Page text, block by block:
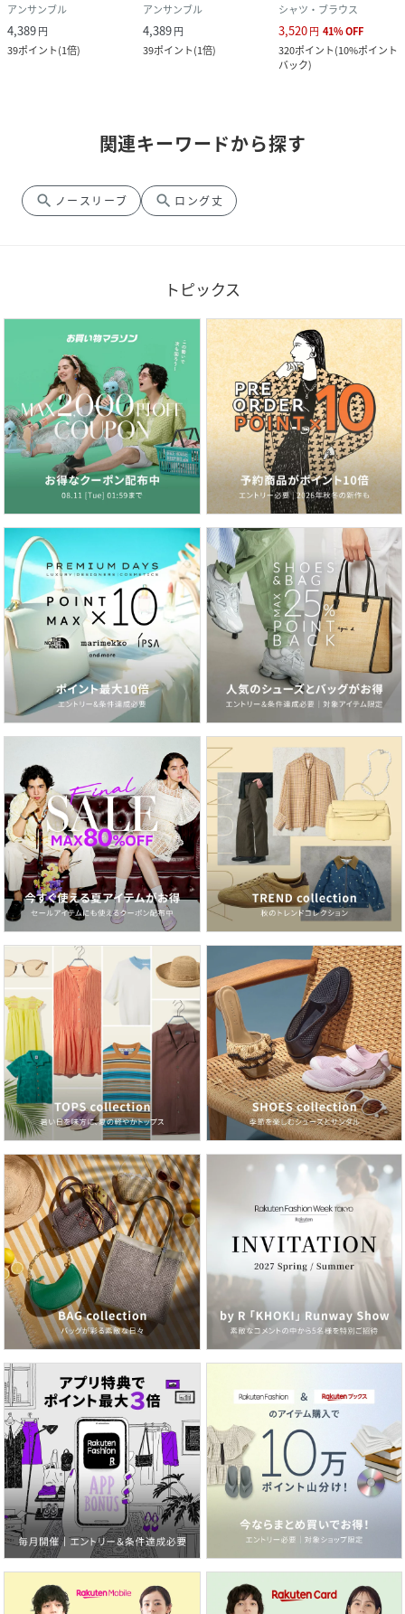
アンサンブル
4,389円
39ポイント(1倍)
アンサンブル
4,389円
39ポイント(1倍)
シャツ・ブラウス
3,520円 41%OFF
320ポイント(10%ポイント
バック)
関連キーワードから探す
search ノースリーブ search ロング丈
トピックス